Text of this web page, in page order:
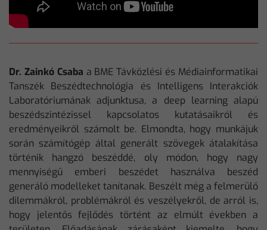
Dr. Zainkó Csaba a BME Távközlési és Médiainformatikai
Tanszék Beszédtechnológia és Intelligens Interakciók
Laboratóriumának adjunktusa, a deep learning alapú
beszédszintézissel kapcsolatos kutatásaikról és
eredményeikről számolt be. Elmondta, hogy munkájuk
során számítógép által generált szövegek átalakítása
történik hangzó beszéddé, oly módon, hogy nagy
mennyiségű emberi beszédet használva beszéd
generáló modelleket tanítanak. Beszélt még a felmerülő
dilemmákról, problémákról és veszélyekről, de arról is,
hogy jelentős fejlődés történt az elmúlt években a